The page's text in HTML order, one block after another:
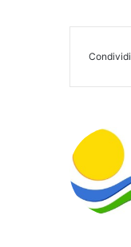
Condividi